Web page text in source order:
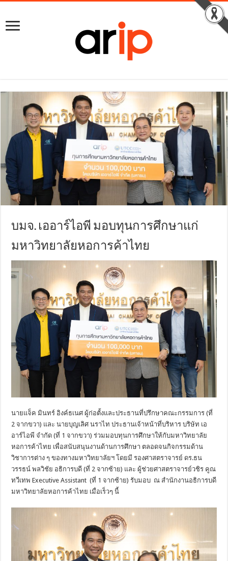
บมจ. เออาร์ไอพี มอบทุนการศึกษาแก่
มหาวิทยาลัยหอการค้าไทย
นายแจ็ค มินทร์ อิงค์ธเนศ ผู้ก่อตั้งและประธานที่ปรึกษาคณะกรรมการ (ที่
2 จากขวา) และ นายบุญเลิศ นราไท ประธานเจ้าหน้าที่บริหาร บริษัท เอ
อาร์ไอพี จำกัด (ที่ 1 จากขวา) ร่วมมอบทุนการศึกษาให้กับมหาวิทยาลัย
หอการค้าไทย เพื่อสนับสนุนงานด้านการศึกษา ตลอดจนกิจกรรมด้าน
วิชาการต่าง ๆ ของทางมหาวิทยาลัยฯ โดยมี รองศาสตราจารย์ ดร.ธน
วรรธน์ พลวิชัย อธิการบดี (ที่ 2 จากซ้าย) และ ผู้ช่วยศาสตราจารย์วชิร คูณ
ทวีเทพ Executive Assistant (ที่ 1 จากซ้าย) รับมอบ ณ สำนักงานอธิการบดี
มหาวิทยาลัยหอการค้าไทย เมื่อเร็วๆ นี้